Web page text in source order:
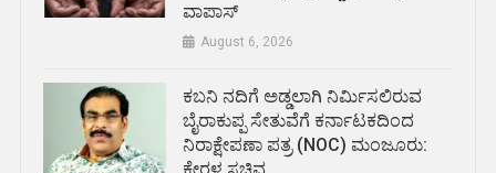
ವಾಪಾಸ್
August 6, 2026
ಕಬನಿ ನದಿಗೆ ಅಡ್ಡಲಾಗಿ ನಿರ್ಮಿಸಲಿರುವ
ಬೈರಾಕುಪ್ಪ ಸೇತುವೆಗೆ ಕರ್ನಾಟಕದಿಂದ
ನಿರಾಕ್ಷೇಪಣಾ ಪತ್ರ (NOC) ಮಂಜೂರು: